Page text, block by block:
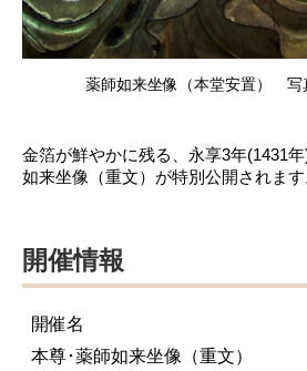
薬師如来坐像（本堂安置） 写
金箔が鮮やかに残る、永享3年(1431
如来坐像（重文）が特別公開されます
開催情報
開催名
本尊･薬師如来坐像（重文）